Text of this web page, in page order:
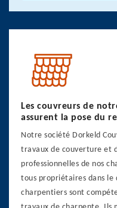
Les couvreurs de
assurent la pose du
Notre société Dorkeld
travaux de couverture et
professionnelles de nos
tous propriétaires dans le
charpentiers sont